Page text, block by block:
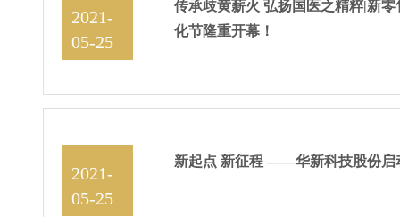
传承歧黄薪火 弘扬国医之精粹|新
化节隆重开幕！
2021-
05-25
10:13:10
新起点 新征程 ——华新科技股份启
2021-
05-25